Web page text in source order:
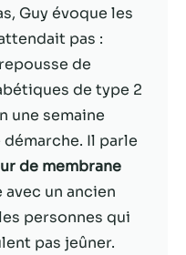
Guy évoque les
pas :
de
de type 2
une semaine
Il parle
de membrane
un ancien
personnes qui
pas jeûner.
fonctionnalités
du site Web.
Marketing
En partageant
votre intérêt et
votre
comportement
visitez notre
site, vous